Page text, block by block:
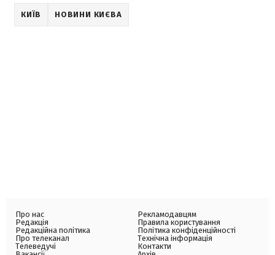
КИЇВ НОВИНИ КИЄВА
Про нас
Редакція
Редакційна політика
Про телеканал
Телеведучі
Рекламодавцям
Правила користування
Політика конфіденційності
Технічна інформація
Контакти